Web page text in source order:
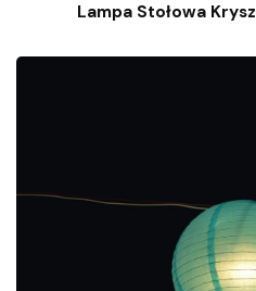
Lampa Stołowa